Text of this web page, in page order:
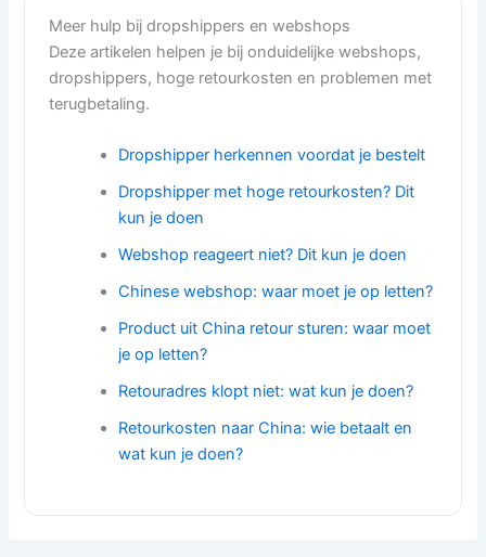
Meer hulp bij dropshippers en webshops
Deze artikelen helpen je bij onduidelijke webshops,
dropshippers, hoge retourkosten en problemen met
terugbetaling.
Dropshipper herkennen voordat je bestelt
Dropshipper met hoge retourkosten? Dit
kun je doen
Webshop reageert niet? Dit kun je doen
Chinese webshop: waar moet je op letten?
Product uit China retour sturen: waar moet
je op letten?
Retouradres klopt niet: wat kun je doen?
Retourkosten naar China: wie betaalt en
wat kun je doen?